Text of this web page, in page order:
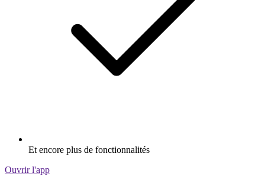
Et encore plus de fonctionnalités
Ouvrir l'app